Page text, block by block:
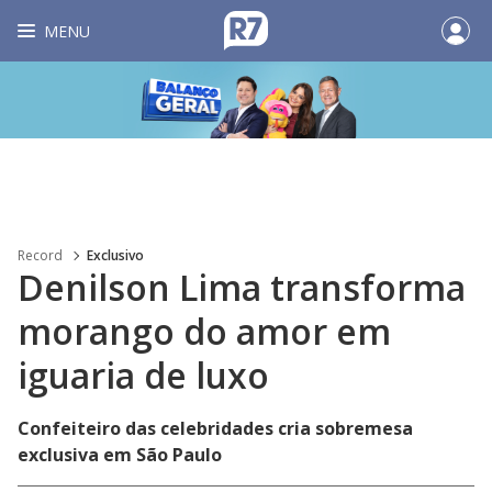
MENU
Record Exclusivo
Denilson Lima transforma
morango do amor em
iguaria de luxo
Confeiteiro das celebridades cria sobremesa
exclusiva em São Paulo